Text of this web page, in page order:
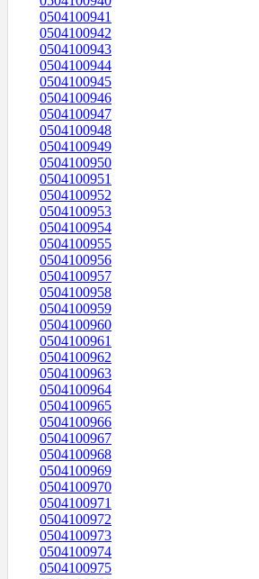
0504100941
0504100942
0504100943
0504100944
0504100945
0504100946
0504100947
0504100948
0504100949
0504100950
0504100951
0504100952
0504100953
0504100954
0504100955
0504100956
0504100957
0504100958
0504100959
0504100960
0504100961
0504100962
0504100963
0504100964
0504100965
0504100966
0504100967
0504100968
0504100969
0504100970
0504100971
0504100972
0504100973
0504100974
0504100975